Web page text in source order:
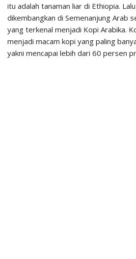
itu adalah tanaman liar di Ethiopia.
dikembangkan di Semenanjung Arab
yang terkenal menjadi Kopi Arabika.
menjadi macam kopi yang paling
yakni mencapai lebih dari 60 persen